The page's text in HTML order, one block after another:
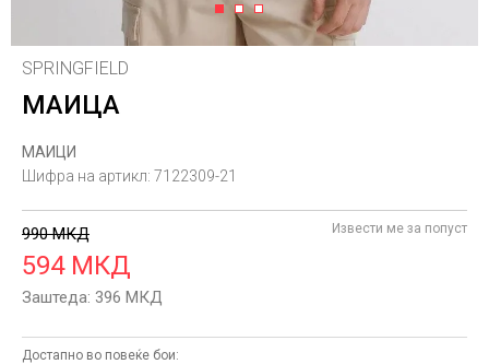
1 2 3
SPRINGFIELD
МАИЦА
МАИЦИ
Шифра на артикл: 7122309-21
990 МКД
594 МКД
Заштеда: 396 МКД
Извести ме за попуст
Достапно во повеќе бои: